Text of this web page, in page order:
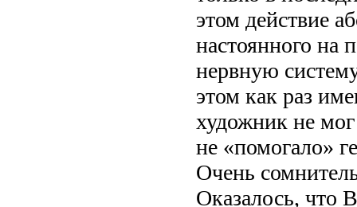
этом действие
настоянного на
нервную
этом как раз
художник не мог
не «помогало»
Очень
Оказалось, что